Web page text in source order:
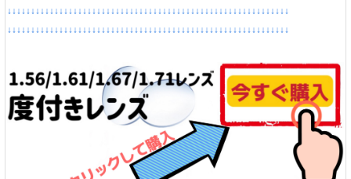
↓↓↓↓↓↓↓↓↓↓↓↓↓↓↓↓↓↓↓↓↓↓↓↓↓↓↓↓↓↓↓↓↓↓↓↓↓↓↓↓↓↓↓↓↓↓↓↓↓↓↓↓↓↓↓↓↓↓↓↓
↓↓↓↓↓↓↓↓↓↓↓↓↓↓↓↓↓↓↓↓↓↓↓↓↓↓↓↓↓↓↓↓↓↓↓↓↓↓↓↓↓↓↓↓↓↓↓↓↓↓↓↓↓↓↓↓↓↓↓↓